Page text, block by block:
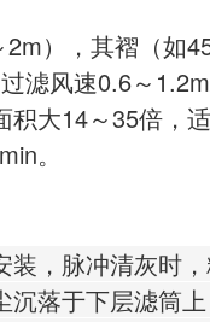
），其褶（如
风速0.6～
大14～35倍，
。
，脉冲清灰时
落于下层滤筒